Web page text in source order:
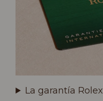
La garantía Rolex